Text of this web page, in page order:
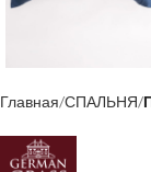
Главная СПАЛЬНЯ